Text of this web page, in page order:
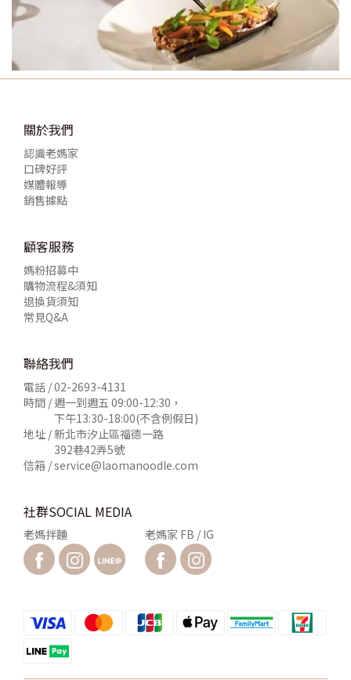
關於我們
認識老媽家
口碑好評
媒體報導
銷售據點
顧客服務
媽粉招募中
購物流程&須知
退換貨須知
常見Q&A
聯絡我們
電話 /02-2693-4131
時間 / 週一到週五 09:00-12:30，
下午13:30-18:00(不含例假日)
地址 / 新北市汐止區福德一路
392巷42弄5號
信箱 /service@laomanoodle.com
社群SOCIAL MEDIA
老媽拌麵 老媽家 FB / IG